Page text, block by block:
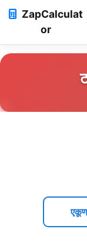
ZapCalculat
or